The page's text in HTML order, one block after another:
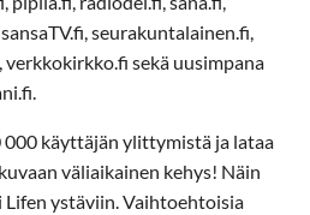
seurakuntalainen.fi,
sekä uusimpana
000 käyttäjän ylittymistä ja lataa
väliaikainen kehys! Näin
ystäviin. Vaihtoehtoisia